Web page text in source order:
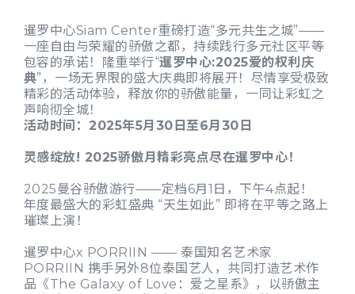
暹罗中心Siam Center重磅打造“多元共生之城”——
一座自由与荣耀的骄傲之都，持续践行多元社区平等
包容的承诺！隆重举行“暹罗中心:2025爱的权利庆
典”，一场无界限的盛大庆典即将展开！尽情享受极致
精彩的活动体验，释放你的骄傲能量，一同让彩虹之
声响彻全城！
活动时间：2025年5月30日至6月30日
灵感绽放! 2025骄傲月精彩亮点尽在暹罗中心！
2025曼谷骄傲游行——定档6月1日，下午4点起！
年度最盛大的彩虹盛典 “天生如此” 即将在平等之路上
璀璨上演！
暹罗中心x PORRIIN —— 泰国知名艺术家
PORRIIN 携手另外8位泰国艺人，共同打造艺术作
品《The Galaxy of Love：爱之星系》，以骄傲主